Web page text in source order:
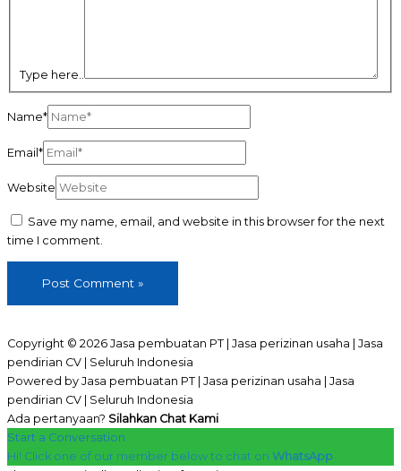
Type here..
Name*
Email*
Website
Save my name, email, and website in this browser for the next
time I comment.
Copyright © 2026 Jasa pembuatan PT | Jasa perizinan usaha | Jasa
pendirian CV | Seluruh Indonesia
Powered by Jasa pembuatan PT | Jasa perizinan usaha | Jasa
pendirian CV | Seluruh Indonesia
Ada pertanyaan? Silahkan Chat Kami
Start a Conversation
Hi! Click one of our member below to chat on WhatsApp